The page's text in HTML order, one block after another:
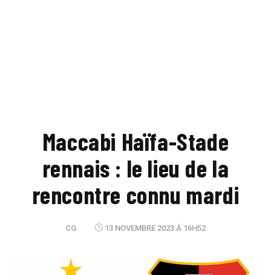
Maccabi Haïfa-Stade
rennais : le lieu de la
rencontre connu mardi
CG 13 NOVEMBRE 2023 À 16H52